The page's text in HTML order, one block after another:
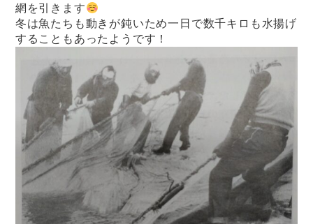
網を引きます
冬は魚たちも動きが鈍いため一日で数千キロも水揚げ
することもあったようです！